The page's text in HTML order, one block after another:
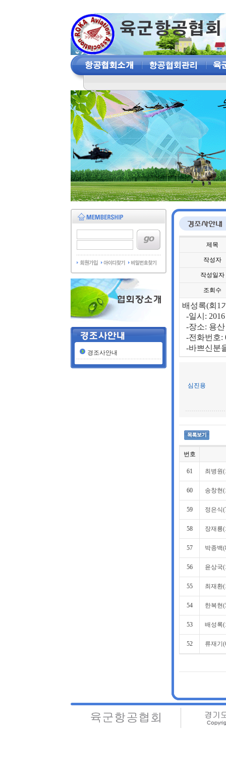
경조사안내
제목
작성자
작성일자
조회수
배성록(회1
-일시:
-장소: 용
-전화번호:
-바쁘신분
심진용
번호
61 최병원
60 송창현
59 정은식
58 장재룡
57 박종백
56 윤상국
55 최재환
54 한복현
53 배성록
52 류재기